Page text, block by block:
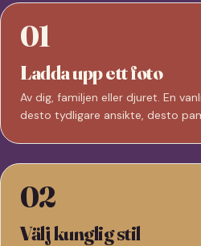
01
Ladda upp ett foto
Av dig, familjen eller djuret. En
desto tydligare ansikte, desto
02
Välj kunglig stil